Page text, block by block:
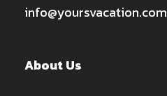
info@yoursvacation.com
About Us